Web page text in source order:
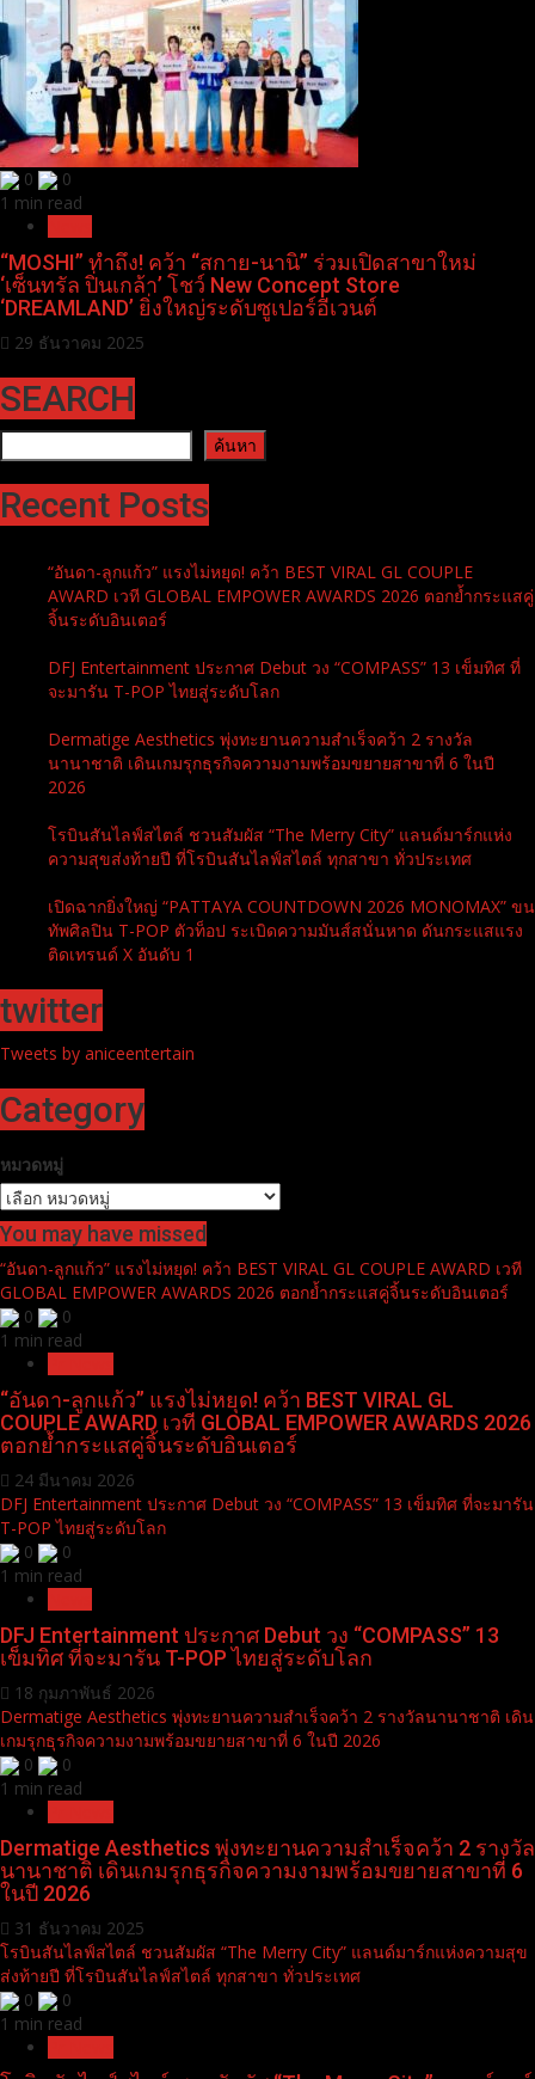
0
0
1 min read
“MOSHI” ทำถึง! คว้า “สกาย-นานิ” ร่วมเปิดสาขาใหม่
‘เซ็นทรัล ปิ่นเกล้า’ โชว์ New Concept Store
‘DREAMLAND’ ยิ่งใหญ่ระดับซูเปอร์อีเวนต์
29 ธันวาคม 2025
SEARCH
ค้นหา ค้นหา
Recent Posts
“อันดา-ลูกแก้ว” แรงไม่หยุด! คว้า BEST VIRAL GL COUPLE
AWARD เวที GLOBAL EMPOWER AWARDS 2026 ตอกย้ำกระแสคู่
จิ้นระดับอินเตอร์
DFJ Entertainment ประกาศ Debut วง “COMPASS” 13 เข็มทิศ ที่
จะมารัน T-POP ไทยสู่ระดับโลก
Dermatige Aesthetics พุ่งทะยานความสำเร็จคว้า 2 รางวัล
นานาชาติ เดินเกมรุกธุรกิจความงามพร้อมขยายสาขาที่ 6 ในปี
2026
โรบินสันไลฟ์สไตล์ ชวนสัมผัส “The Merry City” แลนด์มาร์กแห่ง
ความสุขส่งท้ายปี ที่โรบินสันไลฟ์สไตล์ ทุกสาขา ทั่วประเทศ
เปิดฉากยิ่งใหญ่ “PATTAYA COUNTDOWN 2026 MONOMAX” ขน
ทัพศิลปิน T-POP ตัวท็อป ระเบิดความมันส์สนั่นหาด ดันกระแสแรง
ติดเทรนด์ X อันดับ 1
twitter
Tweets by aniceentertain
Category
หมวดหมู่
You may have missed
“อันดา-ลูกแก้ว” แรงไม่หยุด! คว้า BEST VIRAL GL COUPLE AWARD เวที
GLOBAL EMPOWER AWARDS 2026 ตอกย้ำกระแสคู่จิ้นระดับอินเตอร์
0
1 min read
Pr News
“อันดา-ลูกแก้ว” แรงไม่หยุด! คว้า BEST VIRAL GL
COUPLE AWARD เวที GLOBAL EMPOWER AWARDS 2026
ตอกย้ำกระแสคู่จิ้นระดับอินเตอร์
24 มีนาคม 2026
DFJ Entertainment ประกาศ Debut วง “COMPASS” 13 เข็มทิศ ที่จะมารัน
T-POP ไทยสู่ระดับโลก
0
0
1 min read
News
DFJ Entertainment ประกาศ Debut วง “COMPASS” 13
เข็มทิศ ที่จะมารัน T-POP ไทยสู่ระดับโลก
18 กุมภาพันธ์ 2026
Dermatige Aesthetics พุ่งทะยานความสำเร็จคว้า 2 รางวัลนานาชาติ เดิน
เกมรุกธุรกิจความงามพร้อมขยายสาขาที่ 6 ในปี 2026
0
1 min read
Pr News
Dermatige Aesthetics พุ่งทะยานความสำเร็จคว้า 2 รางวัล
นานาชาติ เดินเกมรุกธุรกิจความงามพร้อมขยายสาขาที่ 6
ในปี 2026